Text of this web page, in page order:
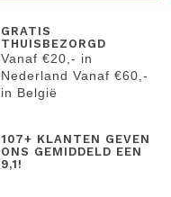
GRATIS
THUISBEZORGD
Vanaf €20,- in
Nederland Vanaf €60,-
in België
107+ KLANTEN GEVEN
ONS GEMIDDELD EEN
9,1!